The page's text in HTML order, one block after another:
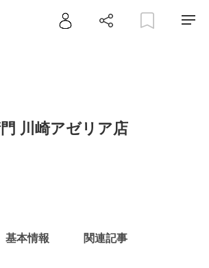
川崎アゼリア店
基本情報 関連記事